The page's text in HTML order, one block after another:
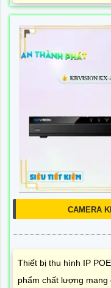
CAMERA
Thiết bị thu hình IP
phẩm chất lượng mang